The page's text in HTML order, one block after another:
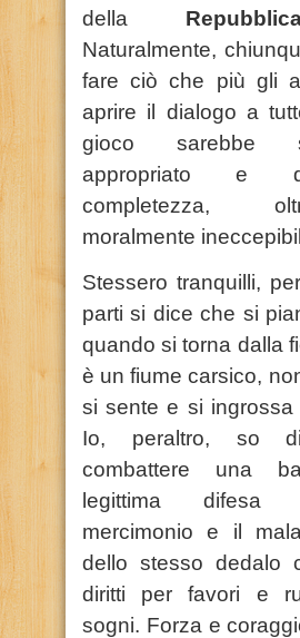
della
Naturalmente,
fare ciò che più gli
aprire il dialogo a
gioco sarebbe
appropriato e
completezza,
moralmente
Stessero tranquilli,
parti si dice che si
quando si torna dalla
è un fiume carsico,
si sente e si ingrossa
Io, peraltro, so
combattere una
legittima
mercimonio e il
dello stesso dedalo
diritti per favori e
sogni. Forza e